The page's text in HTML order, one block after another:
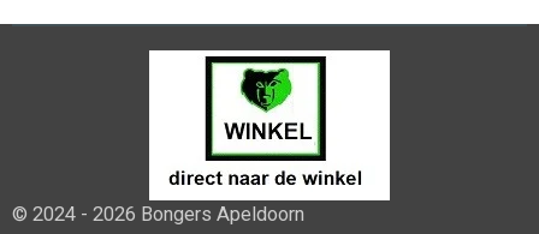
© 2024 - 2026 Bongers Apeldoorn